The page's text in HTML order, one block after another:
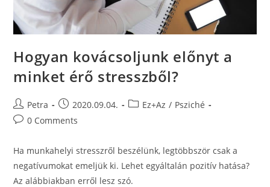
Hogyan kovácsoljunk előnyt a
minket érő stresszből?
Petra 2020.09.04. Ez+Az / Psziché
0 Comments
Ha munkahelyi stresszről beszélünk, legtöbbször csak a
negatívumokat emeljük ki. Lehet egyáltalán pozitív hatása?
Az alábbiakban erről lesz szó.